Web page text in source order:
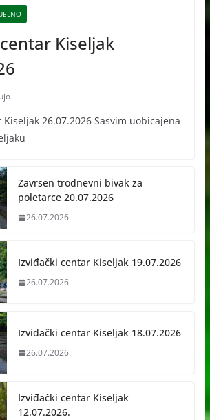
Kiseljak
26.07.2026 Sasvim uobicajena
Zavrsen trodnevni bivak za
poletarce 20.07.2026
26.07.2026.
Izviđački centar Kiseljak 19.07.2026
26.07.2026.
Izviđački centar Kiseljak 18.07.2026
26.07.2026.
Izviđački centar Kiseljak
12.07.2026.